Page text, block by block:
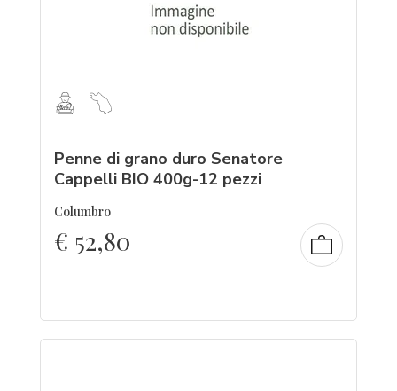
Penne di grano duro Senatore
Cappelli BIO 400g-12 pezzi
Columbro
€ 52,80